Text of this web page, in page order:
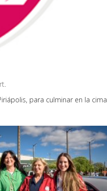
.
para culminar en la cima